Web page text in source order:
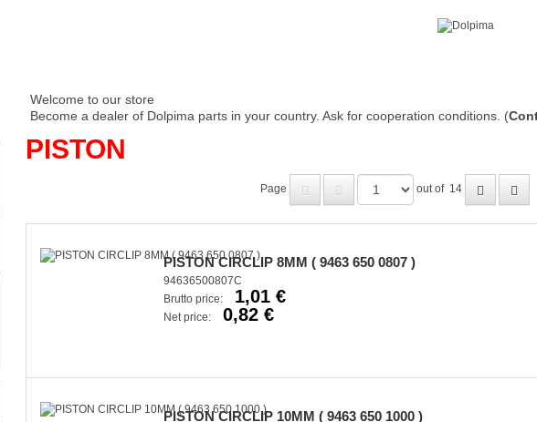
Welcome to our store
Become a dealer of Dolpima parts in your country. Ask for cooperation conditions. (
PISTON
Page out of 14
PISTON CIRCLIP 8MM ( 9463 650 0807 )
94636500807C
Brutto price:
1,01 €
Net price: 0,82 €
PISTON CIRCLIP 10MM ( 9463 650 1000 )